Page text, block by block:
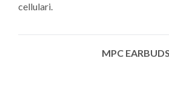
cellulari.
MPC EARBUDS